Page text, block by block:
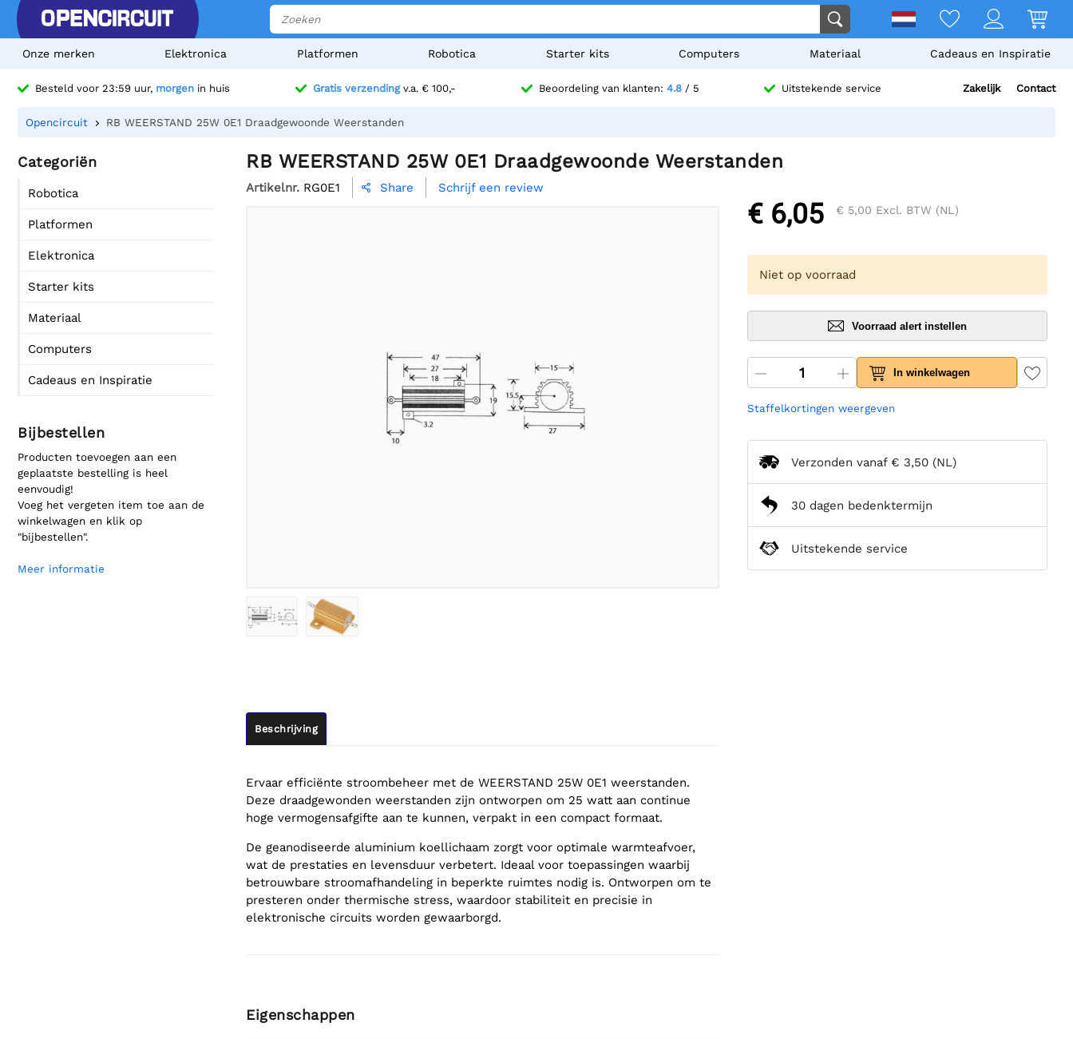
Onze merken Elektronica Platformen Robotica Starter kits Computers Materiaal Cadeaus en Inspiratie
Besteld voor 23:59 uur, morgen in huis Gratis verzendingv.a. € 100,- Beoordeling van klanten: 4.8/ 5 Uitstekende service Zakelijk Contact
Opencircuit RB WEERSTAND 25W 0E1 Draadgewoonde Weerstanden
Categoriën
Robotica
Platformen
Elektronica
Starter kits
Materiaal
Computers
Cadeaus en Inspiratie
Bijbestellen
Producten toevoegen aan een
geplaatste bestelling is heel
eenvoudig!
Voeg het vergeten item toe aan de
winkelwagen en klik op
"bijbestellen".
Meer informatie
RB WEERSTAND 25W 0E1 Draadgewoonde Weerstanden
Artikelnr. RG0E1  Share Schrijf een review
Beschrijving
Ervaar efficiënte stroombeheer met de WEERSTAND 25W 0E1 weerstanden.
Deze draadgewonden weerstanden zijn ontworpen om 25 watt aan continue
hoge vermogensafgifte aan te kunnen, verpakt in een compact formaat.
De geanodiseerde aluminium koellichaam zorgt voor optimale warmteafvoer,
wat de prestaties en levensduur verbetert. Ideaal voor toepassingen waarbij
betrouwbare stroomafhandeling in beperkte ruimtes nodig is. Ontworpen om te
presteren onder thermische stress, waardoor stabiliteit en precisie in
elektronische circuits worden gewaarborgd.
Eigenschappen
€ 6,05 € 5,00 Excl. BTW (NL)
Niet op voorraad
Voorraad alert instellen
In winkelwagen
Staffelkortingen weergeven
Verzonden vanaf € 3,50 (NL)
30 dagen bedenktermijn
Uitstekende service